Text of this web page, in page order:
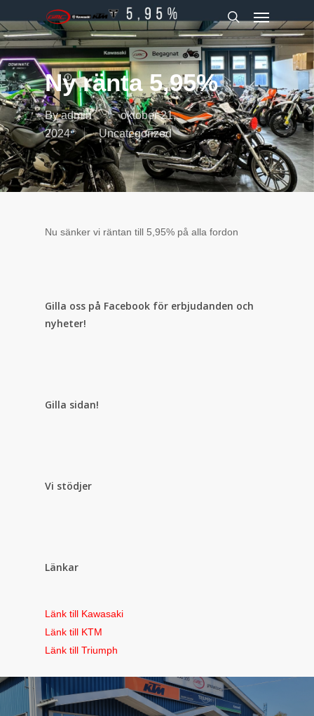
to
main
content
search
Menu
Ny ränta 5,95%
By admin
oktober 21,
2024
Uncategorized
Nu sänker vi räntan till 5,95% på alla fordon
Gilla oss på Facebook för erbjudanden och
nyheter!
Gilla sidan!
Vi stödjer
Länkar
Länk till Kawasaki
Länk till KTM
Länk till Triumph